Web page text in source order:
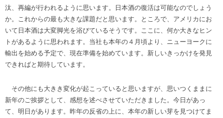
汰、再編が行われるように思います。日本酒の復活は可能なのでしょう
か。これからの最も大きな課題だと思います。ところで、アメリカにお
いて日本酒は大変脚光を浴びているそうです。ここに、何か大きなヒン
トがあるように思われます。当社も本年の４月頃より、ニューヨークに
輸出を始める予定で、現在準備を始めています。新しいきっかけを発見
できればと期待しています。
その他にも大きき変化が起こっていると思いますが、思いつくままに
新年のご挨拶として、感想を述べさせていただきました。今日があっ
て、明日があります。昨年の反省の上に、本年の新しい芽を見つけてま